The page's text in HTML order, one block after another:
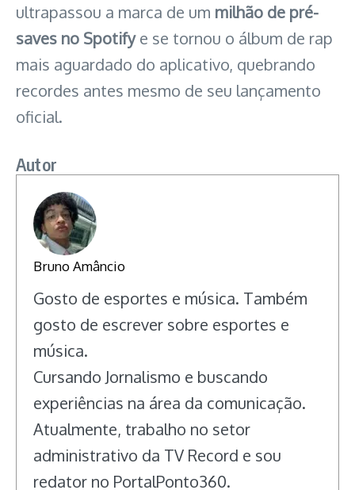
ultrapassou a marca de um milhão de pré-
saves no Spotifye se tornou o álbum de rap
mais aguardado do aplicativo, quebrando
recordes antes mesmo de seu lançamento
oficial.
Autor
Bruno Amâncio
Gosto de esportes e música. Também
gosto de escrever sobre esportes e
música.
Cursando Jornalismo e buscando
experiências na área da comunicação.
Atualmente, trabalho no setor
administrativo da TV Record e sou
redator no PortalPonto360.